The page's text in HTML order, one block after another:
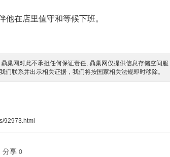
在店里值守和等候下班。
巢网对此不承担任何保证责任, 鼎巢网仅提供信息存储空间服
联系并出示相关证据，我们将按国家相关法规即时移除。
92973.html
分享 0